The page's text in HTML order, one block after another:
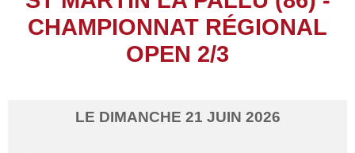
CHAMPIONNAT RÉGIONAL
OPEN 2/3
LE DIMANCHE 21 JUIN 2026